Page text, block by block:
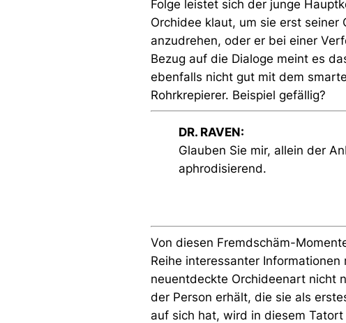
Folge leistet sich der junge
Orchidee klaut, um sie erst seiner
anzudrehen, oder er bei einer
Bezug auf die Dialoge meint es
ebenfalls nicht gut mit dem
Rohrkrepierer. Beispiel gefällig?
DR. RAVEN:
Glauben Sie mir, allein der
aphrodisierend.
Von diesen Fremdschäm-
Reihe interessanter
neuentdeckte Orchideenart nicht
der Person erhält, die sie als
auf sich hat, wird in diesem